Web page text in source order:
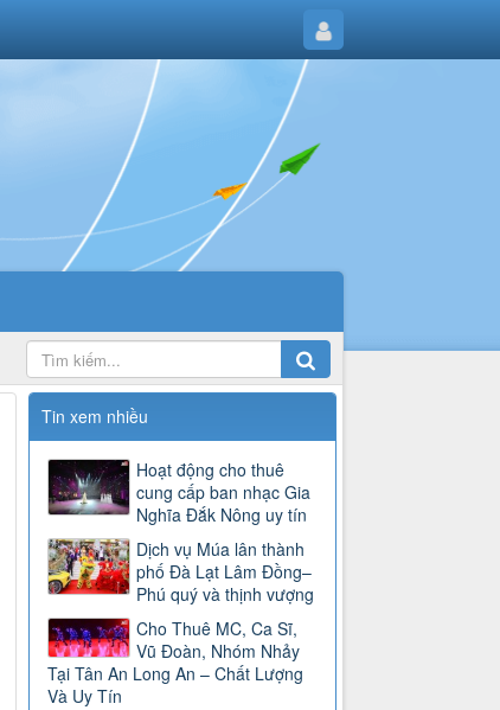
Tin xem nhiều
Hoạt động cho thuê
cung cấp ban nhạc Gia
Nghĩa Đắk Nông uy tín
Dịch vụ Múa lân thành
phố Đà Lạt Lâm Đồng–
Phú quý và thịnh vượng
Cho Thuê MC, Ca Sĩ,
Vũ Đoàn, Nhóm Nhảy
Tại Tân An Long An – Chất Lượng
Và Uy Tín